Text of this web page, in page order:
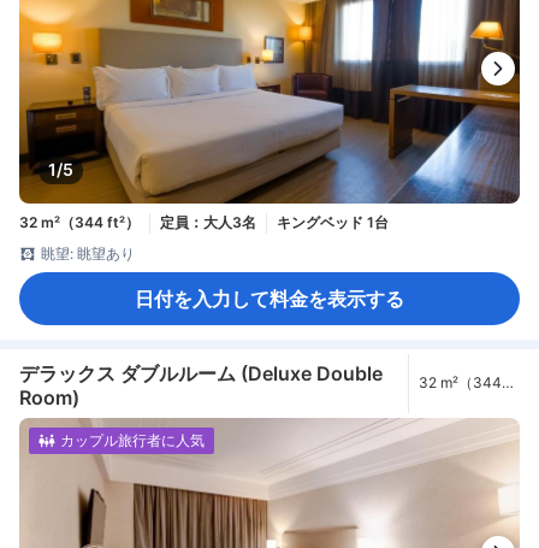
1/5
32 m²（344 ft²） 定員：大人3名
キングベッド 1台
眺望: 眺望あり
日付を入力して料金を表示する
デラックス ダブルルーム (Deluxe Double
Room)
32 m²（344
カップル旅行者に人気